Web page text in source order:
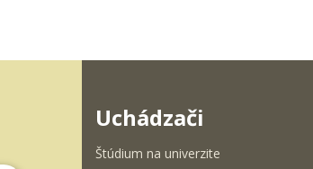
Uchádzači
Štúdium na univerzite